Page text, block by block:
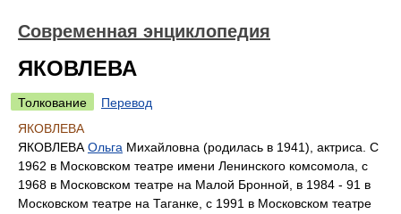
Современная энциклопедия
ЯКОВЛЕВА
Толкование
Перевод
ЯКОВЛЕВА
ЯКОВЛЕВА Ольга Михайловна (родилась в 1941), актриса. С
1962 в Московском театре имени Ленинского комсомола, с
1968 в Московском театре на Малой Бронной, в 1984 - 91 в
Московском театре на Таганке, с 1991 в Московском театре